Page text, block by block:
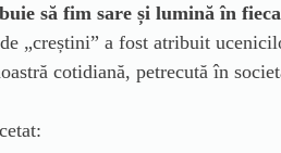
să fim sare și lumină în
„creștini” a fost atribuit
cotidiană, petrecută în